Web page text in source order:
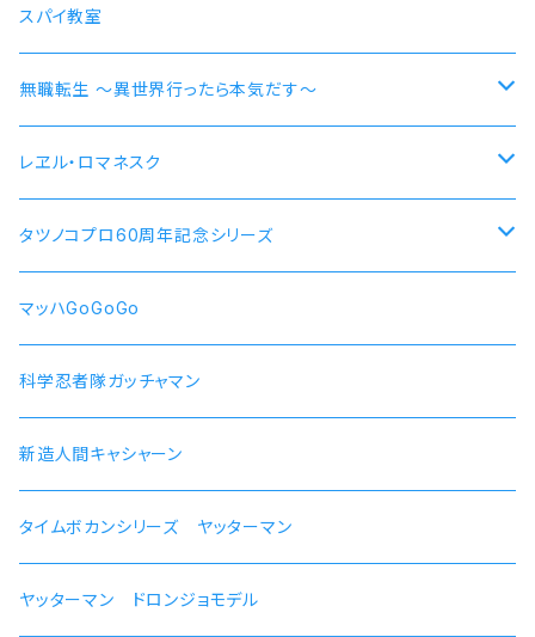
ヴラディレーナ・ミリーゼ モデル
志摩リン
各務原なでしこ
乗物シリーズ
なでしこ 自転車
桜 自動車
スパイ教室
無職転生 〜異世界行ったら本気だす〜
【エリス・ボレアス・グレイラット】腕時計 本数限定商品
【ロキシー・ミグルディア】腕時計 本数限定商品
【シルフィエット】腕時計 本数限定商品
【ルイジェルド】腕時計 本数限定
【パウロ・グレイラッド】腕時計 本数限定
【オルステッド】腕時計 本数限定
レヱル・ロマネスク
すずしろ モデル
紅
ラン モデル
かにこ
タツノコプロ60周年記念シリーズ
マッハGoGoGo 55周年記念モデル
科学忍者隊ガッチャマン 50周年記念モデル
新造人間キャシャーン 50周年記念モデル
タイムボカンシリーズ ヤッターマン 45周年記念モデル
マッハGoGoGo
科学忍者隊ガッチャマン
新造人間キャシャーン
タイムボカンシリーズ ヤッターマン
ヤッターマン ドロンジョモデル